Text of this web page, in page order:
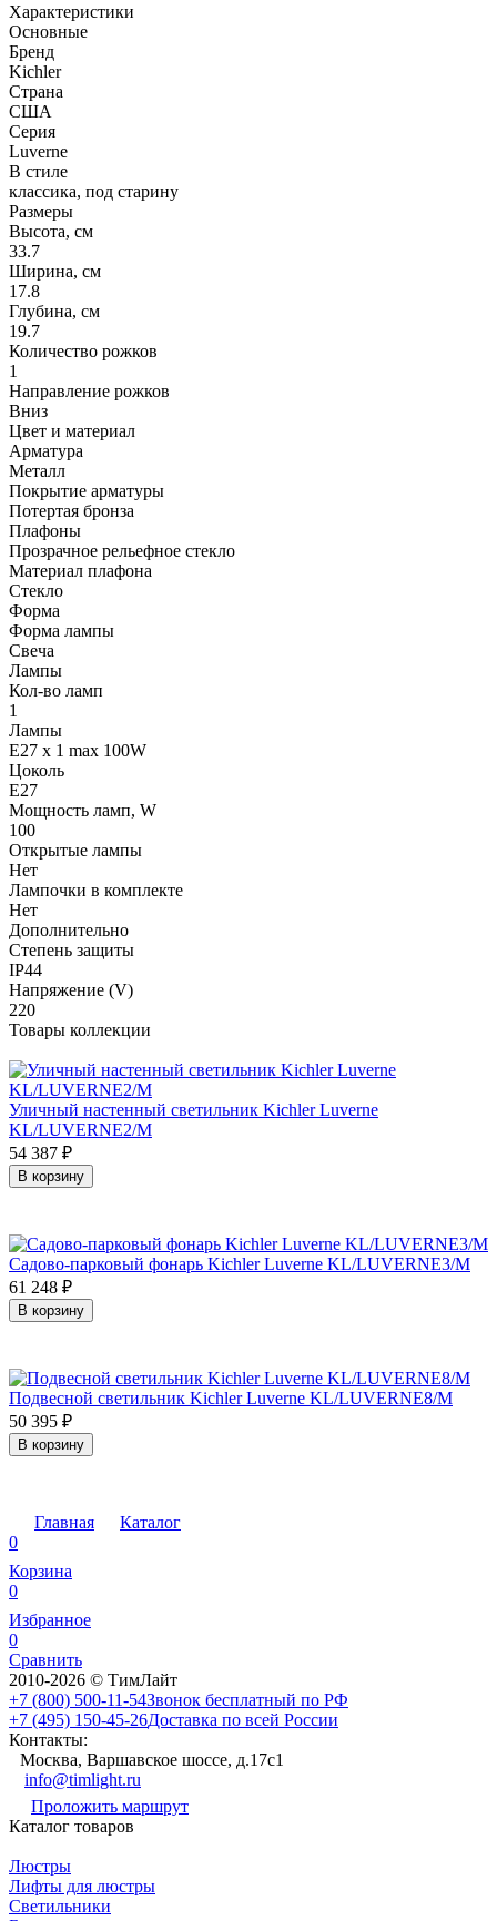
Характеристики
Основные
Бренд
Kichler
Страна
США
Серия
Luverne
В стиле
классика, под старину
Размеры
Высота, см
33.7
Ширина, см
17.8
Глубина, см
19.7
Количество рожков
1
Направление рожков
Вниз
Цвет и материал
Арматура
Металл
Покрытие арматуры
Потертая бронза
Плафоны
Прозрачное рельефное стекло
Материал плафона
Стекло
Форма
Форма лампы
Свеча
Лампы
Кол-во ламп
1
Лампы
E27 x 1 max 100W
Цоколь
E27
Мощность ламп, W
100
Открытые лампы
Нет
Лампочки в комплекте
Нет
Дополнительно
Степень защиты
IP44
Напряжение (V)
220
Товары коллекции
Уличный настенный светильник Kichler Luverne
KL/LUVERNE2/M
54 387 ₽
В корзину
Садово-парковый фонарь Kichler Luverne KL/LUVERNE3/M
61 248 ₽
В корзину
Подвесной светильник Kichler Luverne KL/LUVERNE8/M
50 395 ₽
В корзину
Главная
Каталог
0
Корзина
0
Избранное
0
Сравнить
2010-2026 © ТимЛайт
+7 (800) 500-11-54Звонок бесплатный по РФ
+7 (495) 150-45-26Доставка по всей России
Контакты:
Москва, Варшавское шоссе, д.17c1
info@timlight.ru
Проложить маршрут
Каталог товаров
Люстры
Лифты для люстры
Светильники